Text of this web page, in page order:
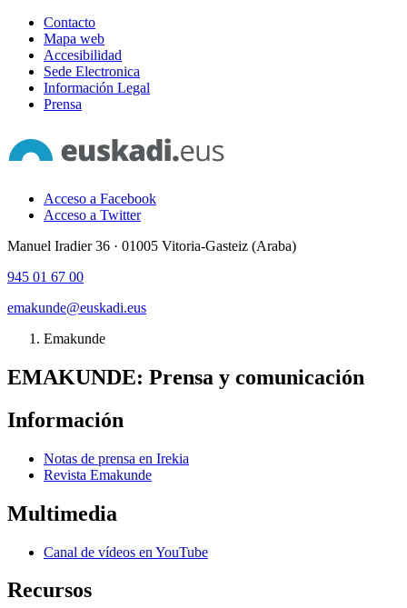
Contacto
Mapa web
Accesibilidad
Sede Electronica
Información Legal
Prensa
Acceso a Facebook
Acceso a Twitter
Manuel Iradier 36 · 01005 Vitoria-Gasteiz (Araba)
945 01 67 00
emakunde@euskadi.eus
Emakunde
EMAKUNDE: Prensa y comunicación
Información
Notas de prensa en Irekia
Revista Emakunde
Multimedia
Canal de vídeos en YouTube
Recursos